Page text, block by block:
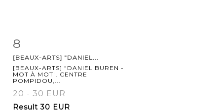
8
[BEAUX-ARTS] "DANIEL...
[BEAUX-ARTS] "DANIEL BUREN -
MOT À MOT". CENTRE
POMPIDOU,...
20 - 30 EUR
Result30 EUR